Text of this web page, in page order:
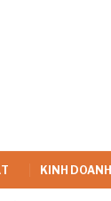
KINH DOANH